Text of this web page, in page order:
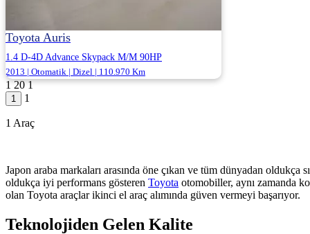
Toyota Auris
1.4 D-4D Advance Skypack M/M 90HP
2013 | Otomatik | Dizel | 110.970 Km
ALJ KARTAL - İSTANBUL ANADOLU
1.168.000
1 20 1
1
1 Araç
Japon araba markaları arasında öne çıkan ve tüm dünyadan
oldukça iyi performans gösteren Toyota otomobiller, aynı zamanda
olan Toyota araçlar ikinci el araç alımında güven vermeyi başarıyor.
Teknolojiden Gelen Kalite